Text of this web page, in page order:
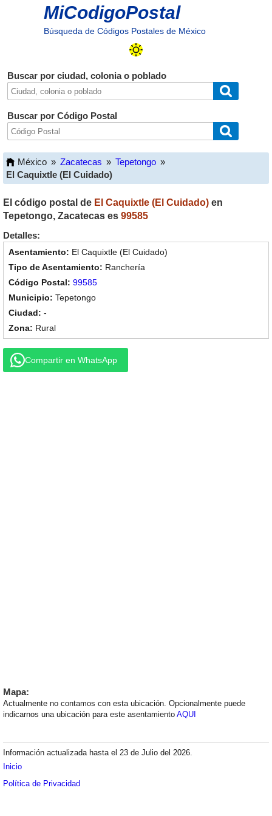
MiCodigoPostal
Búsqueda de Códigos Postales de México
Buscar por ciudad, colonia o poblado
Buscar por Código Postal
México » Zacatecas » Tepetongo »
El Caquixtle (El Cuidado)
El código postal de El Caquixtle (El Cuidado) en
Tepetongo, Zacatecas es 99585
Detalles:
El Caquixtle (El Cuidado)
Ranchería
99585
Tepetongo
-
Rural
Compartir en WhatsApp
Mapa:
Actualmente no contamos con esta ubicación. Opcionalmente puede
indicarnos una ubicación para este asentamiento AQUI
Información actualizada hasta el 23 de Julio del 2026.
Inicio
Política de Privacidad